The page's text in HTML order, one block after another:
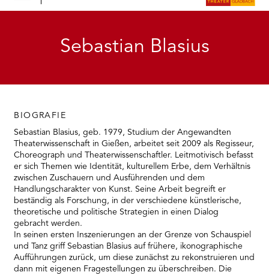
WIR ÖFFNEN
THEATERPÄDAGOGIK ÖFFNEN
Sebastian Blasius
BIOGRAFIE
Sebastian Blasius, geb. 1979, Studium der Angewandten
Theaterwissenschaft in Gießen, arbeitet seit 2009 als Regisseur,
Choreograph und Theaterwissenschaftler. Leitmotivisch befasst
er sich Themen wie Identität, kulturellem Erbe, dem Verhältnis
zwischen Zuschauern und Ausführenden und dem
Handlungscharakter von Kunst. Seine Arbeit begreift er
beständig als Forschung, in der verschiedene künstlerische,
theoretische und politische Strategien in einen Dialog
gebracht werden.
In seinen ersten Inszenierungen an der Grenze von Schauspiel
und Tanz griff Sebastian Blasius auf frühere, ikonographische
Aufführungen zurück, um diese zunächst zu rekonstruieren und
dann mit eigenen Fragestellungen zu überschreiben. Die